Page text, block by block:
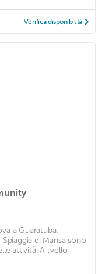
Verifica disponibilità
a Guaratuba.
di Mansa sono
attività. A livello